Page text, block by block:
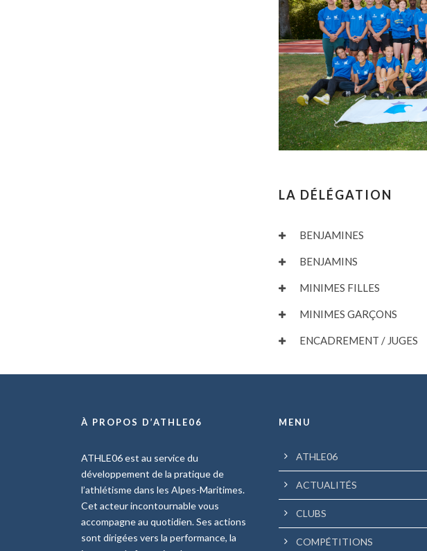
LA DÉLÉGATION
BENJAMINES
BENJAMINS
MINIMES FILLES
MINIMES GARÇONS
ENCADREMENT / JUGES
À PROPOS D’ATHLE06
ATHLE06 est au service du
développement de la pratique de
l’athlétisme dans les Alpes-Maritimes.
Cet acteur incontournable vous
accompagne au quotidien. Ses actions
sont dirigées vers la performance, la
MENU
ATHLE06
ACTUALITÉS
CLUBS
COMPÉTITIONS